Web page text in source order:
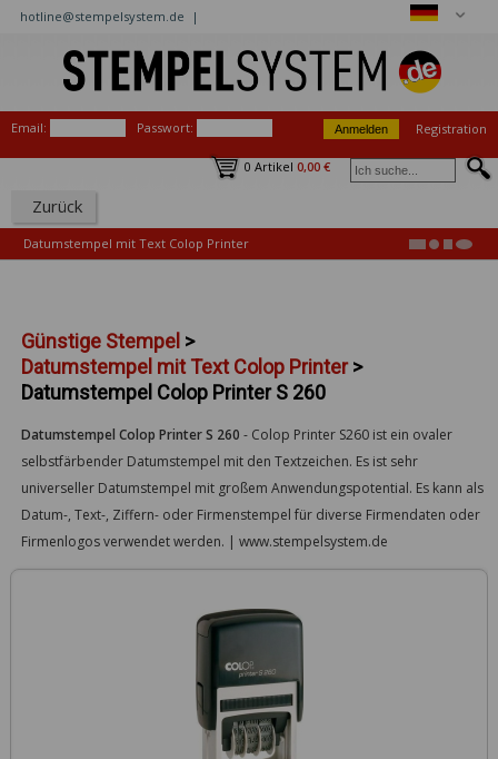
hotline@stempelsystem.de |
Email: Passwort: Registration
0 Artikel 0,00 €
Zurück
Datumstempel mit Text Colop Printer
Günstige Stempel >
Datumstempel mit Text Colop Printer>
Datumstempel Colop Printer S 260
Datumstempel Colop Printer S 260 - Colop Printer S260 ist ein ovaler
selbstfärbender Datumstempel mit den Textzeichen. Es ist sehr
universeller Datumstempel mit großem Anwendungspotential. Es kann als
Datum-, Text-, Ziffern- oder Firmenstempel für diverse Firmendaten oder
Firmenlogos verwendet werden. | www.stempelsystem.de